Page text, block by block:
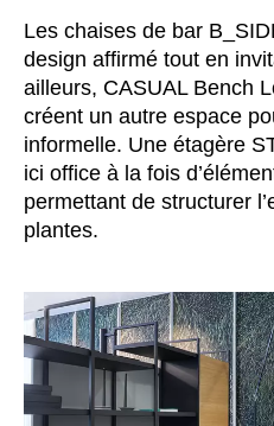
République tchèque
Serbie(RS)
Singapour(SG)
Slovaquie(SK)
Slovénie
Suisse(CH)
Suède
Tanzanie(TZ)
Taïwan(TW)
Thaïlande(TH)
Tunisien
Les chaises de bar
design affirmé tout en
ailleurs, CASUAL Bench
créent un autre espace
informelle. Une étagère
ici office à la fois
permettant de structurer
plantes.